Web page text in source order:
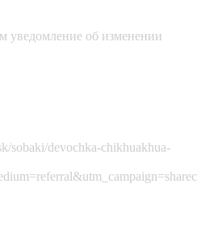
уведомление об изменении
sobaki/devochka-chikhuakhua-